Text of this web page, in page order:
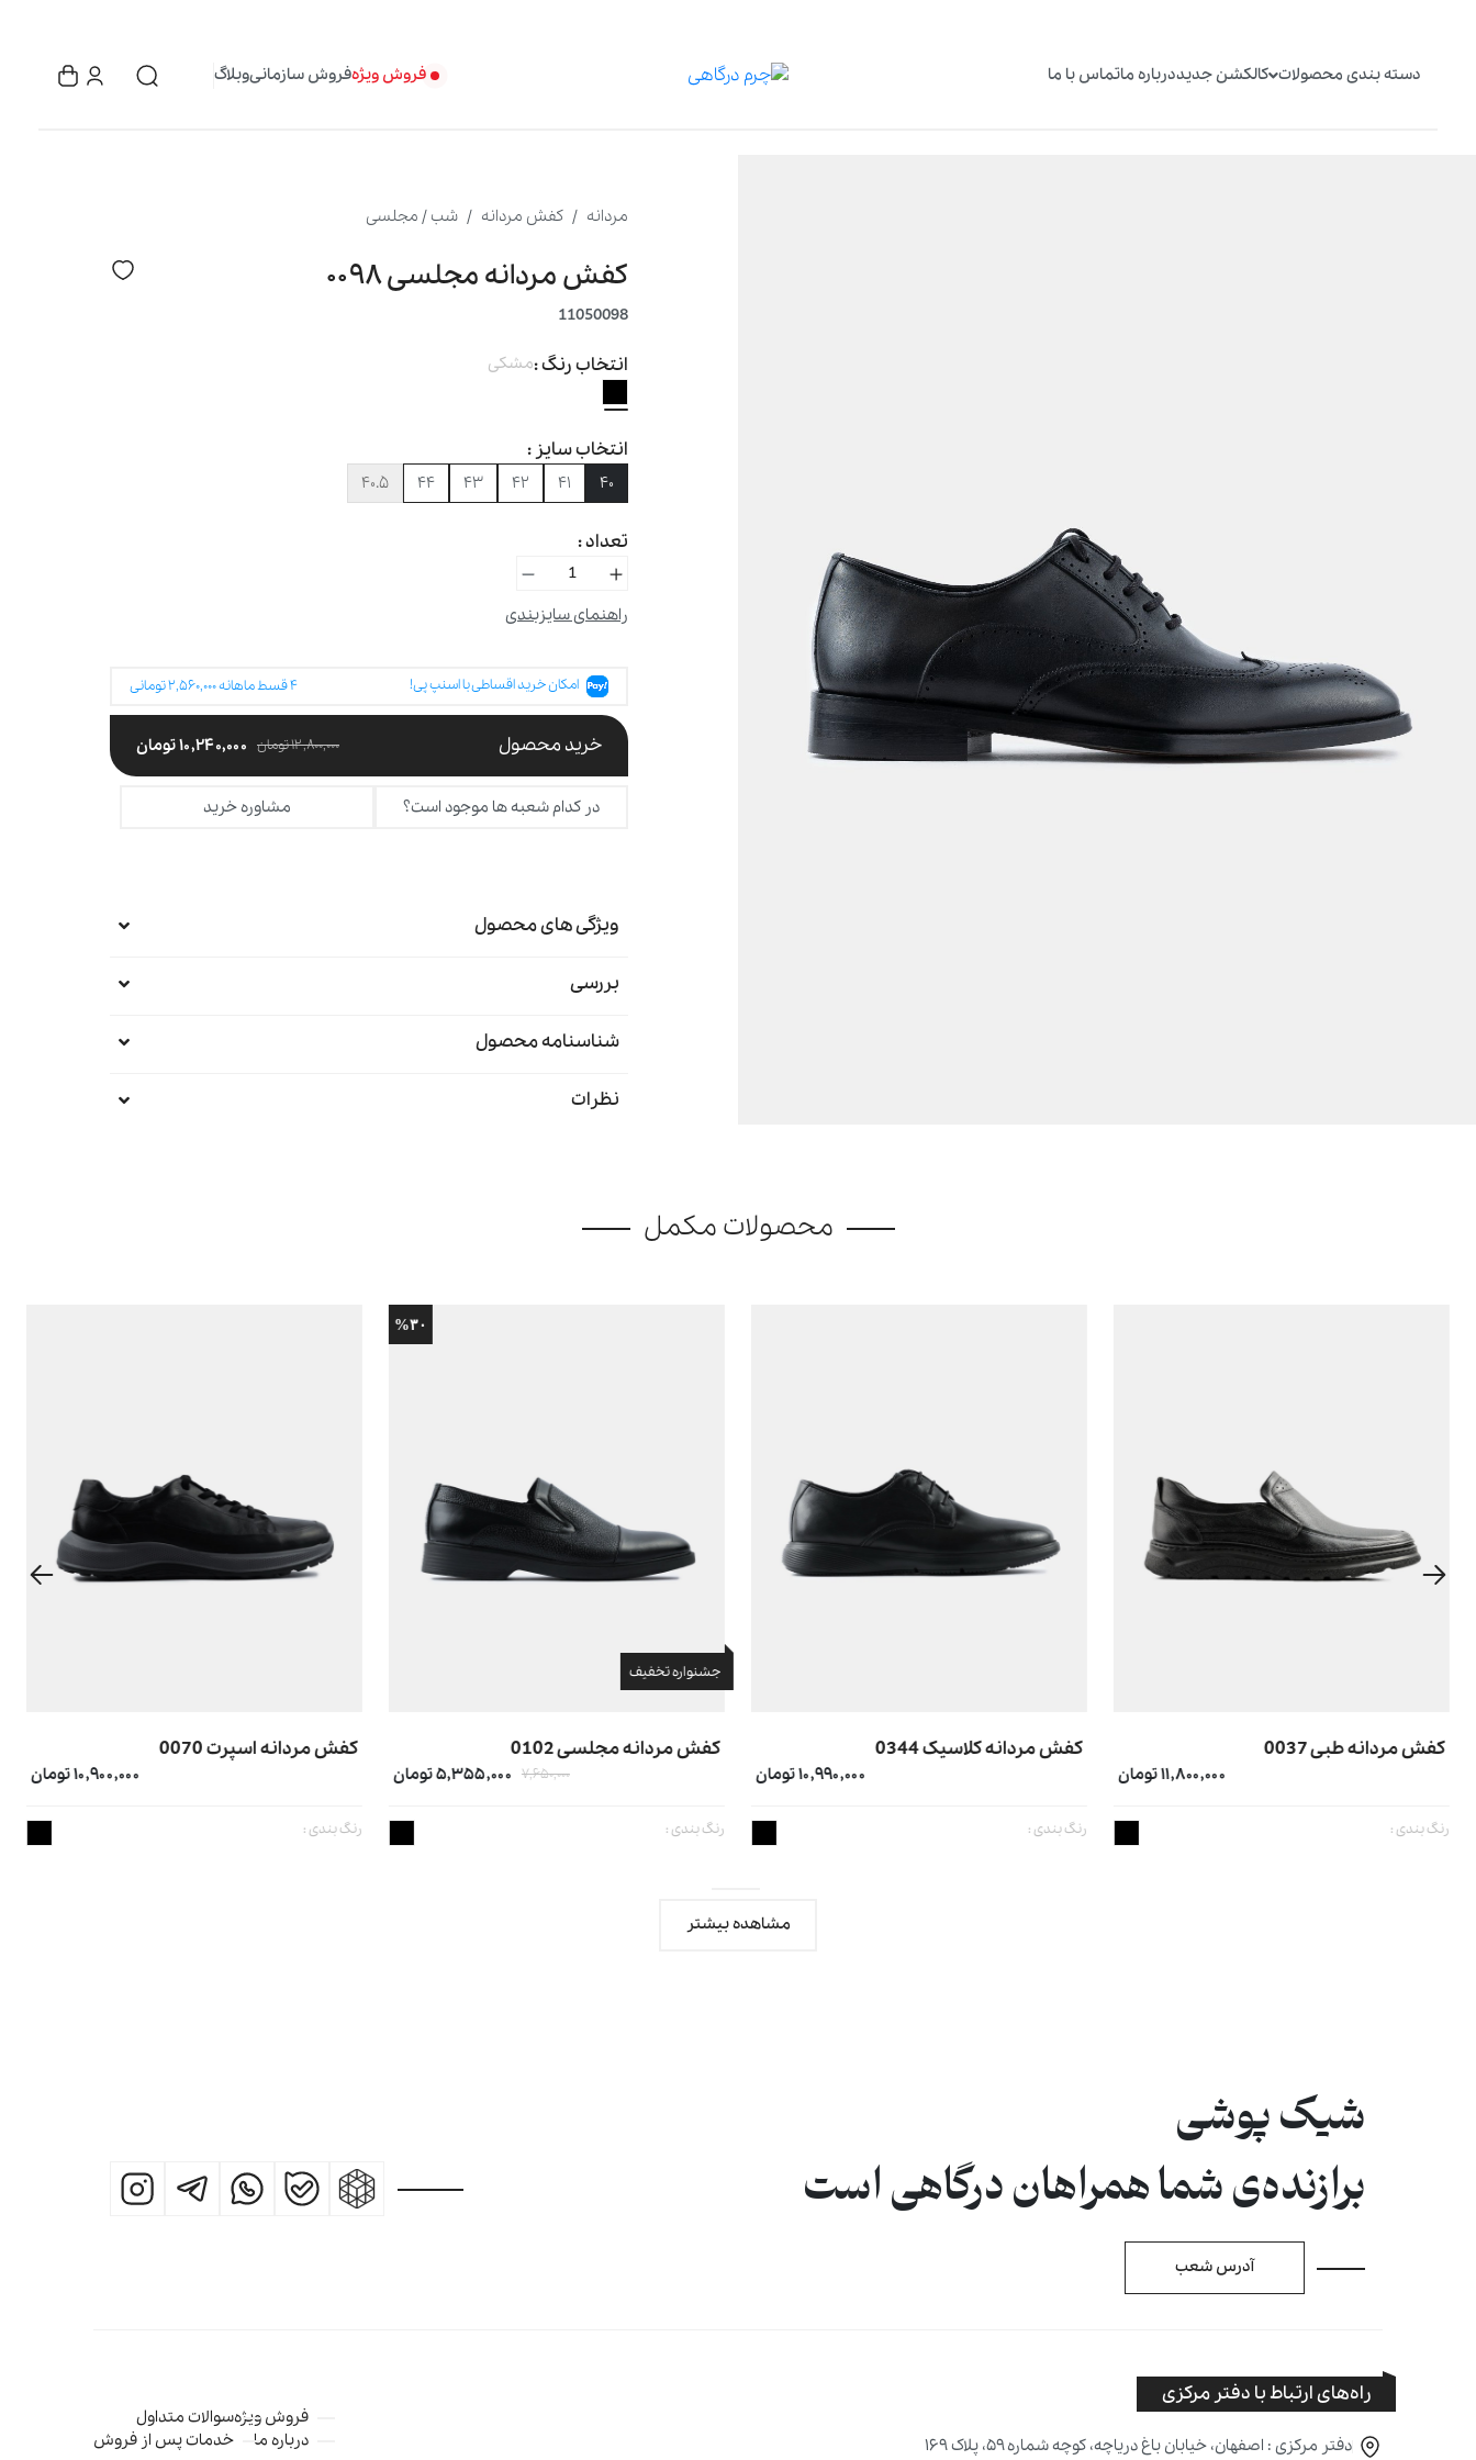
دسته بندی محصولات کالکشن جدیددرباره ماتماس با ما فروش ویژهفروش سازمانیوبلاگ
مردانه کفش مردانه شب / مجلسی
کفش مردانه مجلسی ۰۰۹۸
11050098
انتخاب رنگ :مشکی
انتخاب سایز :
۴۰ ۴۱ ۴۲ ۴۳ ۴۴ ۴۰.۵
تعداد :
راهنمای سایزبندی
امکان خرید اقساطی با اسنپ پی! ۴قسط ماهانه۲,۵۶۰,۰۰۰تومانی
خرید محصول ۱۲,۸۰۰,۰۰۰تومان ۱۰,۲۴۰,۰۰۰تومان
در کدام شعبه ها موجود است؟ مشاوره خرید
ویژگی های محصول
بررسی
شناسنامه محصول
نظرات
محصولات مکمل
کفش مردانه طبی 0037
۱۱,۸۰۰,۰۰۰ تومان
رنگ بندی :
کفش مردانه کلاسیک 0344
۱۰,۹۹۰,۰۰۰ تومان
رنگ بندی :
%۳۰
جشنواره تخفیف
کفش مردانه مجلسی 0102
۷,۶۵۰,۰۰۰ ۵,۳۵۵,۰۰۰ تومان
رنگ بندی :
کفش مردانه اسپرت 0070
۱۰,۹۰۰,۰۰۰ تومان
رنگ بندی :
مشاهده بیشتر
شیک پوشی
برازنده‌ی شما همراهان درگاهی است
آدرس شعب
راه‌های ارتباط با دفتر مرکزی
دفتر مرکزی : اصفهان، خیابان باغ دریاچه، کوچه شماره ۵۹، پلاک ۱۶۹
فروش ویژه
درباره ما
سوالات متداول
خدمات پس از فروش